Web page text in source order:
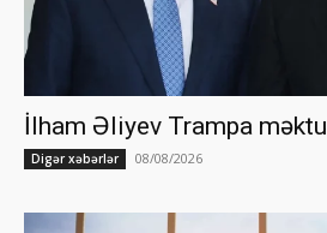
İlham Əliyev Trampa
Digər xəbərlər 08/08/2026